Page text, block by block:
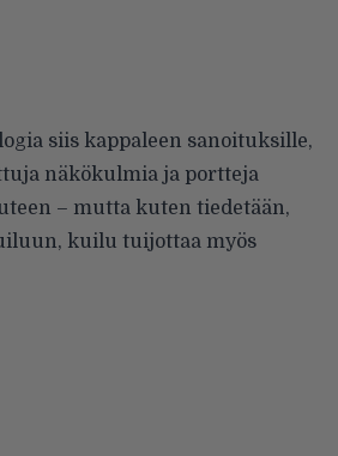
siis kappaleen sanoituksille,
näkökulmia ja portteja
– mutta kuten tiedetään,
kuilu tuijottaa myös